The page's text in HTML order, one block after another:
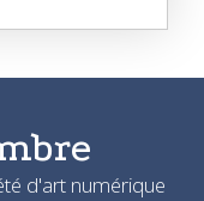
d'art numérique